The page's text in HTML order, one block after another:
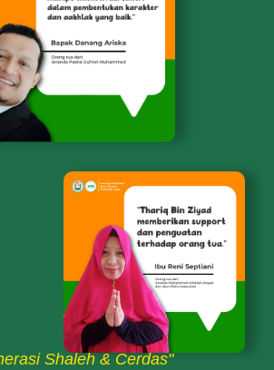
Shaleh & Cerdas"